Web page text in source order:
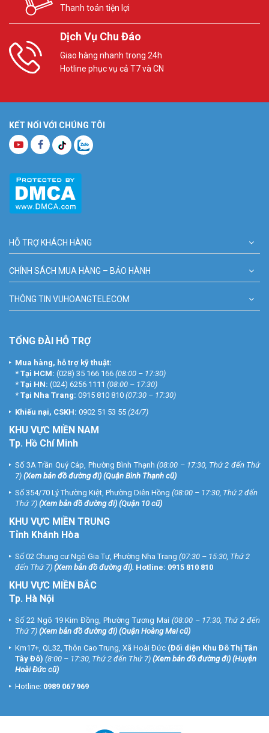
Thanh toán tiện lợi
Dịch Vụ Chu Đáo
Giao hàng nhanh trong 24h
Hotline phục vụ cả T7 và CN
KẾT NỐI VỚI CHÚNG TÔI
HỖ TRỢ KHÁCH HÀNG
CHÍNH SÁCH MUA HÀNG – BẢO HÀNH
THÔNG TIN VUHOANGTELECOM
TỔNG ĐÀI HỖ TRỢ
Mua hàng, hỗ trợ kỹ thuật:
* Tại HCM: (028) 35 166 166 (08:00 – 17:30)
* Tại HN: (024) 6256 1111 (08:00 – 17:30)
* Tại Nha Trang: 0915 810 810 (07:30 – 17:30)
Khiếu nại, CSKH: 0902 51 53 55 (24/7)
KHU VỰC MIỀN NAM
Tp. Hồ Chí Minh
Số 3A Trần Quý Cáp, Phường Bình Thạnh (08:00 – 17:30, Thứ 2 đến Thứ
7) (Xem bản đồ đường đi) (Quận Bình Thạnh cũ)
Số 354/70 Lý Thường Kiệt, Phường Diên Hồng (08:00 – 17:30, Thứ 2 đến
Thứ 7) (Xem bản đồ đường đi) (Quận 10 cũ)
KHU VỰC MIỀN TRUNG
Tỉnh Khánh Hòa
Số 02 Chung cư Ngô Gia Tự, Phường Nha Trang (07:30 – 15:30, Thứ 2
đến Thứ 7) (Xem bản đồ đường đi). Hotline: 0915 810 810
KHU VỰC MIỀN BẮC
Tp. Hà Nội
Số 22 Ngõ 19 Kim Đồng, Phường Tương Mai (08:00 – 17:30, Thứ 2 đến
Thứ 7) (Xem bản đồ đường đi) (Quận Hoàng Mai cũ)
Km17+, QL32, Thôn Cao Trung, Xã Hoài Đức (Đối diện Khu Đô Thị Tân
Tây Đô) (8:00 – 17:30, Thứ 2 đến Thứ 7) (Xem bản đồ đường đi) (Huyện
Hoài Đức cũ)
Hotline: 0989 067 969